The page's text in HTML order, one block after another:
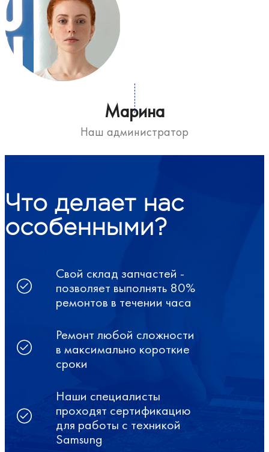
Марина
Наш администратор
Что делает нас
особенными?
Свой склад запчастей -
позволяет выполнять 80%
ремонтов в течении часа
Ремонт любой сложности
в максимально короткие
сроки
Наши специалисты
проходят сертификацию
для работы с техникой
Samsung